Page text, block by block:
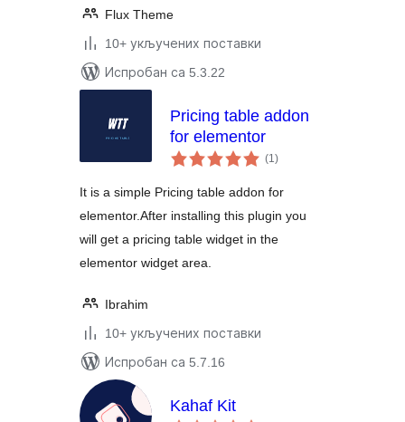
Flux Theme
10+ укључених поставки
Испробан са 5.3.22
Pricing table addon
for elementor
(1укупних
оцена
)
It is a simple Pricing table addon for
elementor.After installing this plugin you
will get a pricing table widget in the
elementor widget area.
Ibrahim
10+ укључених поставки
Испробан са 5.7.16
Kahaf Kit